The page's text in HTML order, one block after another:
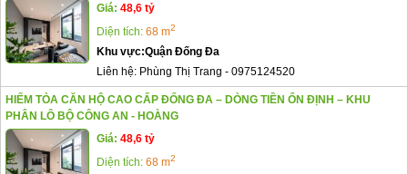
Giá: 48,6 tỷ
Diện tích: 68 m2
Khu vực:Quận Đống Đa
Liên hệ: Phùng Thị Trang - 0975124520
HIẾM TÒA CĂN HỘ CAO CẤP ĐỐNG ĐA – DÒNG TIỀN ỔN ĐỊNH – KHU
PHÂN LÔ BỘ CÔNG AN - HOÀNG
Giá: 48,6 tỷ
Diện tích: 68 m2